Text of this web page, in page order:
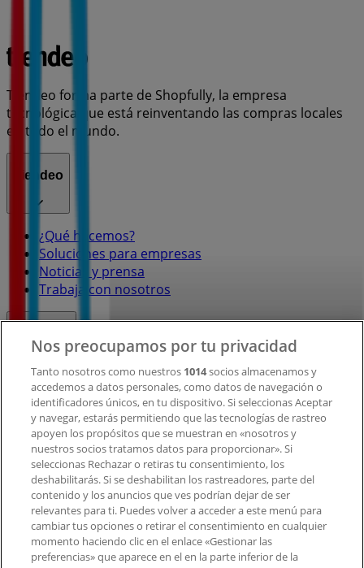
Tiendeo forma parte de Shopfully, la empresa
tecnológica que está reinventando las compras locales
en todo el mundo.
Tiendeo
¿Qué hacemos?
Soluciones para empresas
Noticias y prensa
Trabaja con nosotros
Contacto comercial y de marketing
Tienda mal colocada en el mapa
Notificar un folleto
¿Encontraste un problema en la web o en la
aplicación?
Índices
Nos preocupamos por tu privacidad
Tanto nosotros como nuestros 1014socios almacenamos y
accedemos a datos personales, como datos de navegación o
identificadores únicos, en tu dispositivo. Si seleccionas Aceptar
y navegar, estarás permitiendo que las tecnologías de rastreo
apoyen los propósitos que se muestran en «nosotros y
nuestros socios tratamos datos para proporcionar». Si
seleccionas Rechazar o retiras tu consentimiento, los
deshabilitarás. Si se deshabilitan los rastreadores, parte del
contenido y los anuncios que ves podrían dejar de ser
relevantes para ti. Puedes volver a acceder a este menú para
cambiar tus opciones o retirar el consentimiento en cualquier
momento haciendo clic en el enlace «Gestionar las
preferencias» que aparece en el en la parte inferior de la